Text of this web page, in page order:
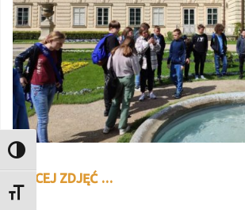
TOGGLE HIGH CONTRAST
TOGGLE FONT SIZE
WIĘCEJ ZDJĘĆ …